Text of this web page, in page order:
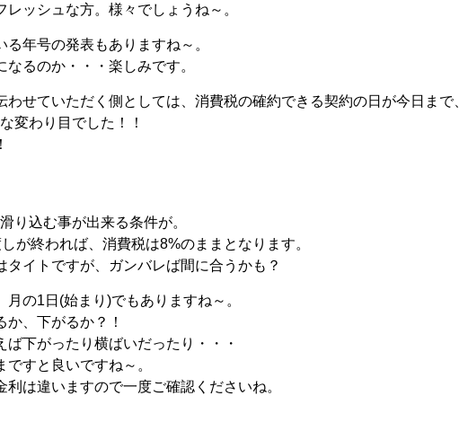
ッシュな方。様々でしょうね～。
年号の発表もありますね～。
るのか・・・楽しみです。
わせていただく側としては、消費税の確約できる契約の日が今日まで
変わり目でした！！
り込む事が出来る条件が。
が終われば、消費税は8%のままとなります。
タイトですが、ガンバレば間に合うかも？
の1日(始まり)でもありますね～。
、下がるか？！
ば下がったり横ばいだったり・・・
すと良いですね～。
は違いますので一度ご確認くださいね。